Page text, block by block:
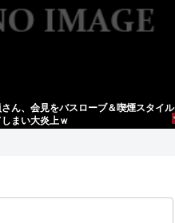
ん、会見をバスローブ＆喫煙スタイル
まい大炎上ｗ